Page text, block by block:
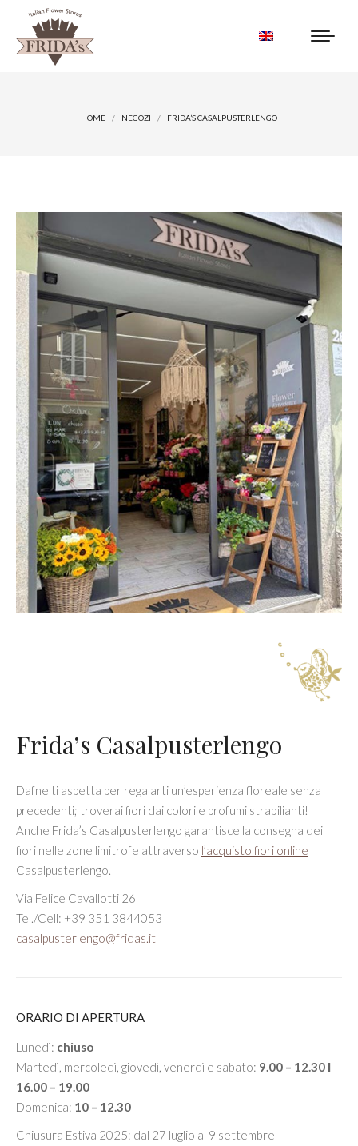
HOME NEGOZI FRIDA’S CASALPUSTERLENGO
Frida’s Casalpusterlengo
Dafne ti aspetta per regalarti un’esperienza floreale senza
precedenti; troverai fiori dai colori e profumi strabilianti!
Anche Frida’s Casalpusterlengo garantisce la consegna dei
fiori nelle zone limitrofe attraverso l’acquisto fiori online
Casalpusterlengo.
Via Felice Cavallotti 26
Tel./Cell: +39 351 3844053
casalpusterlengo@fridas.it
ORARIO DI APERTURA
Lunedì: chiuso
Martedì, mercoledì, giovedì, venerdì e sabato: 9.00 – 12.30 Ι
16.00 – 19.00
Domenica: 10 – 12.30
Chiusura Estiva 2025: dal 27 luglio al 9 settembre